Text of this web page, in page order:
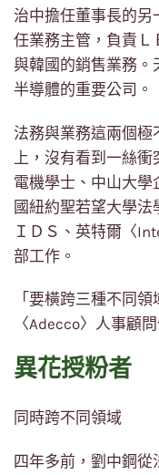
治中擔任董事長的
任業務主管，負責Ｌ
與韓國的銷售業務。
半導體的重要公司。
法務與業務這兩個
上，沒有看到一絲
電機學士、中山大
國紐約聖若望大學
ＩＤＳ、英特爾〈
部工作。
「要橫跨三種不同
〈Adecco〉人事顧
異花授粉者
同時跨不同領域
四年多前，劉中鋼